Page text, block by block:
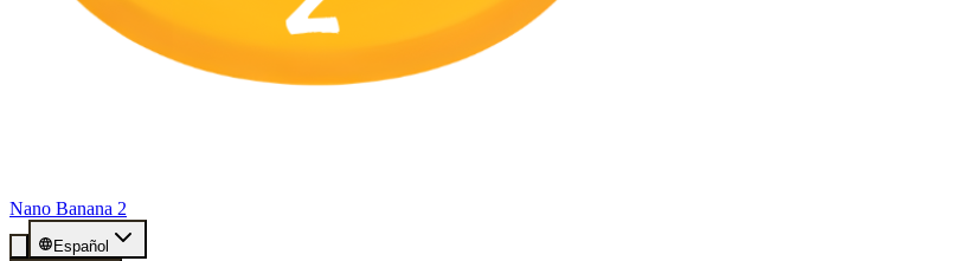
Nano Banana 2
Español